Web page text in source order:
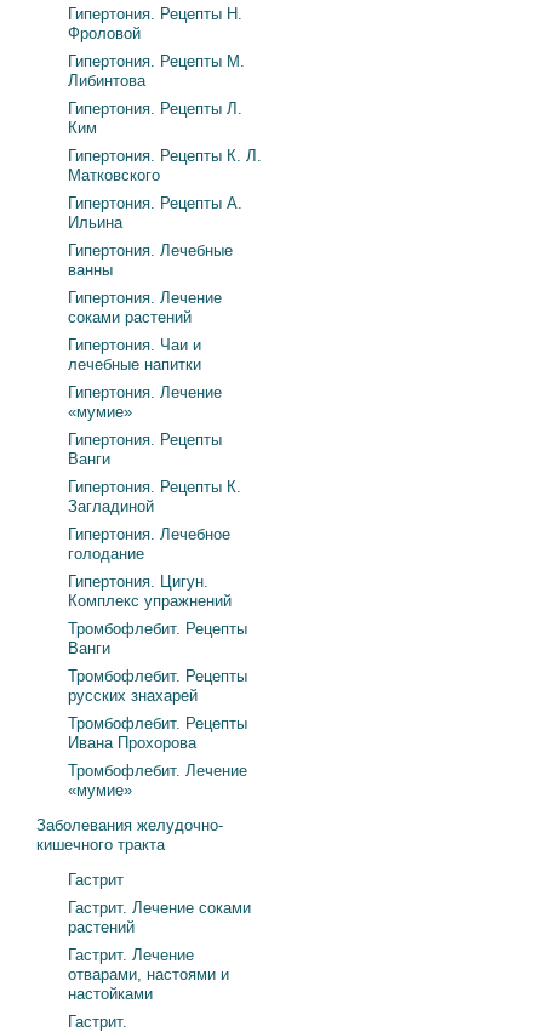
Гипертония. Рецепты Н.
Фроловой
Гипертония. Рецепты М.
Либинтова
Гипертония. Рецепты Л.
Ким
Гипертония. Рецепты К. Л.
Матковского
Гипертония. Рецепты А.
Ильина
Гипертония. Лечебные
ванны
Гипертония. Лечение
соками растений
Гипертония. Чаи и
лечебные напитки
Гипертония. Лечение
«мумие»
Гипертония. Рецепты
Ванги
Гипертония. Рецепты К.
Загладиной
Гипертония. Лечебное
голодание
Гипертония. Цигун.
Комплекс упражнений
Тромбофлебит. Рецепты
Ванги
Тромбофлебит. Рецепты
русских знахарей
Тромбофлебит. Рецепты
Ивана Прохорова
Тромбофлебит. Лечение
«мумие»
Заболевания желудочно-
кишечного тракта
Гастрит
Гастрит. Лечение соками
растений
Гастрит. Лечение
отварами, настоями и
настойками
Гастрит.